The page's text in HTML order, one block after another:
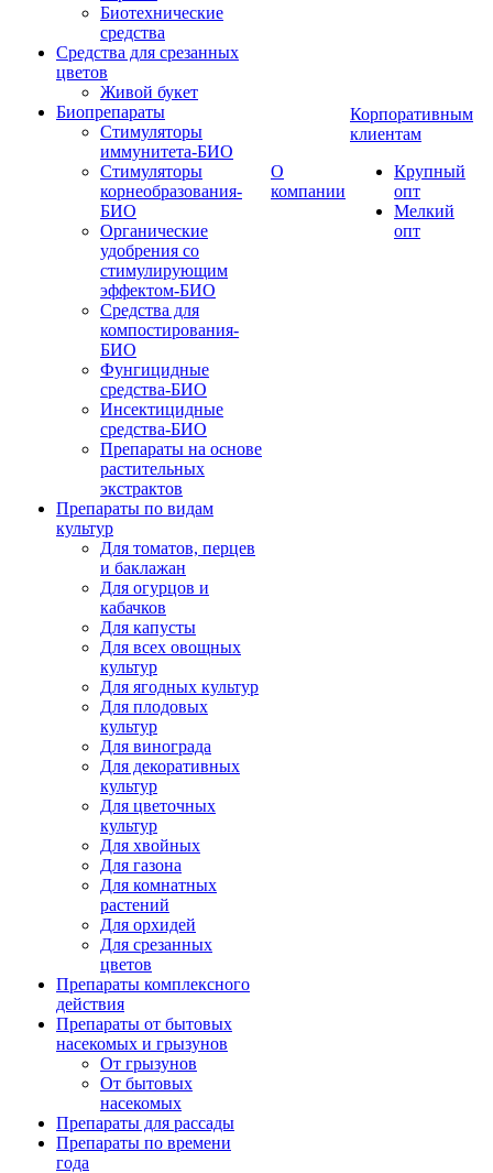
Биотехнические
средства
Средства для срезанных
цветов
Живой букет
Биопрепараты
Стимуляторы
иммунитета-БИО
Стимуляторы
корнеобразования-
БИО
Органические
удобрения со
стимулирующим
эффектом-БИО
Средства для
компостирования-
БИО
Фунгицидные
средства-БИО
Инсектицидные
средства-БИО
Препараты на основе
растительных
экстрактов
Препараты по видам
культур
Для томатов, перцев
и баклажан
Для огурцов и
кабачков
Для капусты
Для всех овощных
культур
Для ягодных культур
Для плодовых
культур
Для винограда
Для декоративных
культур
Для цветочных
культур
Для хвойных
Для газона
Для комнатных
растений
Для орхидей
Для срезанных
цветов
Препараты комплексного
действия
Препараты от бытовых
насекомых и грызунов
От грызунов
От бытовых
насекомых
Препараты для рассады
Препараты по времени
года
О
компании
Корпоративным
клиентам
Крупный
опт
Мелкий
опт